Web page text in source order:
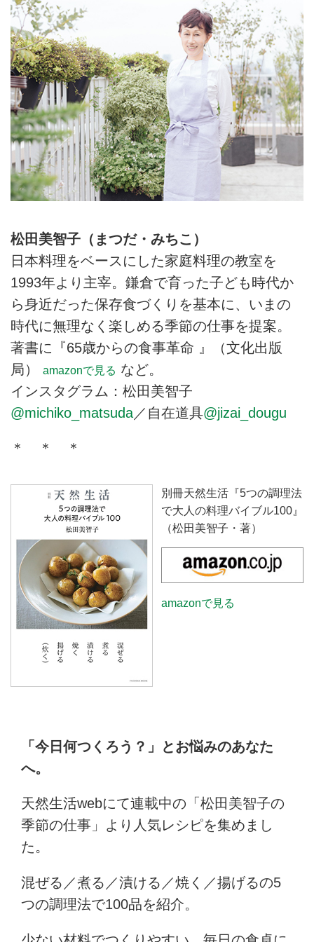
松田美智子（まつだ・みちこ）
日本料理をベースにした家庭料理の教室を
1993年より主宰。鎌倉で育った子ども時代か
ら身近だった保存食づくりを基本に、いまの
時代に無理なく楽しめる季節の仕事を提案。
著書に『65歳からの食事革命 』（文化出版
局）
amazonで見る など。
インスタグラム：松田美智子
@michiko_matsuda／自在道具@jizai_dougu
＊ ＊ ＊
別冊天然生活『5つの調理法
で大人の料理バイブル100』
（松田美智子・著）
amazonで見る
「今日何つくろう？」とお悩みのあなた
へ。
天然生活webにて連載中の「松田美智子の
季節の仕事」より人気レシピを集めまし
た。
混ぜる／煮る／漬ける／焼く／揚げるの5
つの調理法で100品を紹介。